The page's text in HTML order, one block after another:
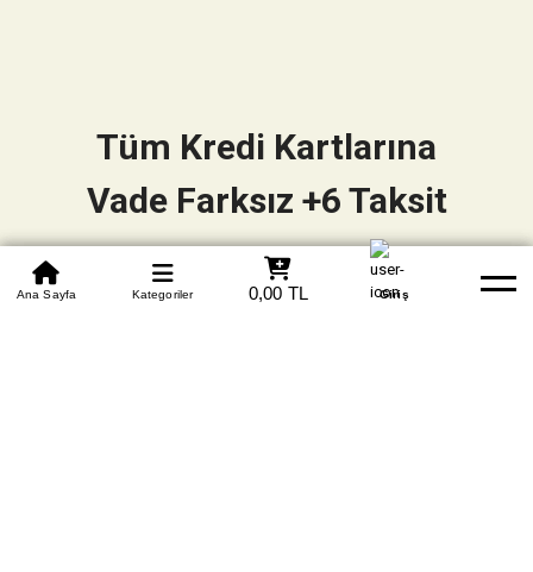
0850 305 09 70
Beden Tablosu Banka Hesapları Whatsapp Yardım
Ana Sayfa Kategoriler 0,00 TL Giriş
Tüm Kredi Kartlarına
Vade Farksız +6 Taksit